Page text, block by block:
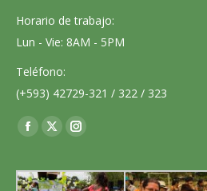
Horario de trabajo:
Lun - Vie: 8AM - 5PM
Teléfono:
(+593) 42729-321 / 322 / 323
Encuéntranos en:
Facebook
opens
X
opens
Instagram
opens